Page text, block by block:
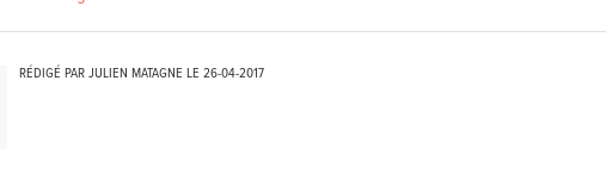
RÉDIGÉ PAR JULIEN MATAGNE LE 26-04-2017